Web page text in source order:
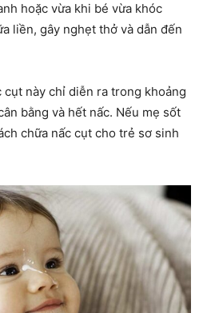
hoặc vừa khi bé vừa khóc
liền, gây nghẹt thở và dẫn đến
này chỉ diễn ra trong khoảng
bằng và hết nấc. Nếu mẹ sốt
chữa nấc cụt cho trẻ sơ sinh